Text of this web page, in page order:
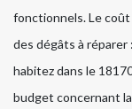
fonctionnels. Le
des dégâts à
habitez dans le
budget concernant